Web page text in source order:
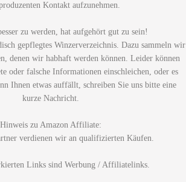
Kontakt aufzunehmen.
zu werden, hat aufgehört gut zu sein!
gepflegtes Winzerverzeichnis. Dazu sammeln wir
denen wir habhaft werden können. Leider können
oder falsche Informationen einschleichen, oder es
Ihnen etwas auffällt, schreiben Sie uns bitte eine
kurze Nachricht.
Hinweis zu Amazon Affiliate:
verdienen wir an qualifizierten Käufen.
Links sind Werbung / Affiliatelinks.